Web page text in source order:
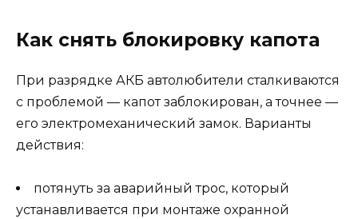
Как снять блокировку капота
При разрядке АКБ автолюбители сталкиваются
с проблемой — капот заблокирован, а точнее —
его электромеханический замок. Варианты
действия:
потянуть за аварийный трос, который
устанавливается при монтаже охранной